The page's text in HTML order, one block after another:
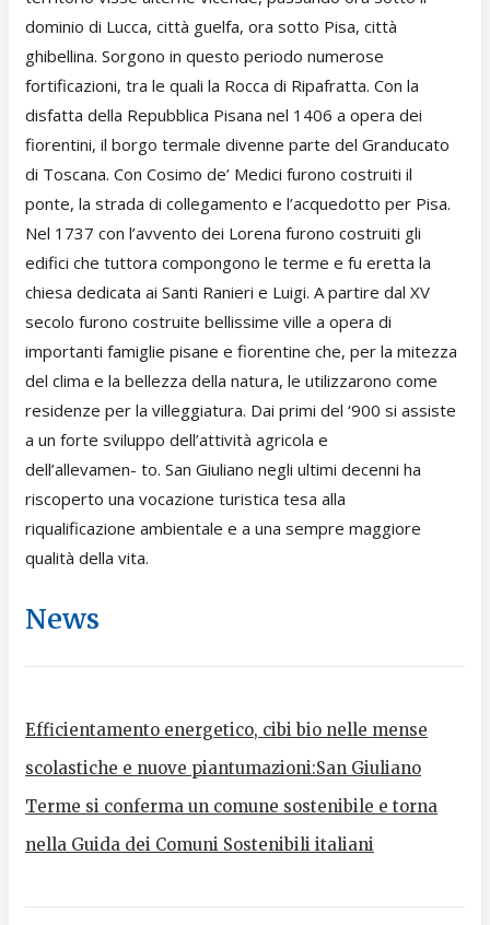
dominio di Lucca, città guelfa, ora sotto Pisa, città
ghibellina. Sorgono in questo periodo numerose
fortificazioni, tra le quali la Rocca di Ripafratta. Con la
disfatta della Repubblica Pisana nel 1406 a opera dei
fiorentini, il borgo termale divenne parte del Granducato
di Toscana. Con Cosimo de’ Medici furono costruiti il
ponte, la strada di collegamento e l’acquedotto per Pisa.
Nel 1737 con l’avvento dei Lorena furono costruiti gli
edifici che tuttora compongono le terme e fu eretta la
chiesa dedicata ai Santi Ranieri e Luigi. A partire dal XV
secolo furono costruite bellissime ville a opera di
importanti famiglie pisane e fiorentine che, per la mitezza
del clima e la bellezza della natura, le utilizzarono come
residenze per la villeggiatura. Dai primi del ‘900 si assiste
a un forte sviluppo dell’attività agricola e
dell’allevamen- to. San Giuliano negli ultimi decenni ha
riscoperto una vocazione turistica tesa alla
riqualificazione ambientale e a una sempre maggiore
qualità della vita.
News
Efficientamento energetico, cibi bio nelle mense
scolastiche e nuove piantumazioni:San Giuliano
Terme si conferma un comune sostenibile e torna
nella Guida dei Comuni Sostenibili italiani